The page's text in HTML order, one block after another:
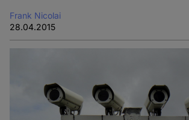
Frank Nicolai
28.04.2015